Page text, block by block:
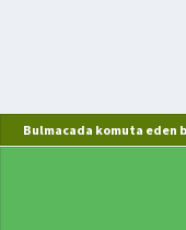
Bulmacada komuta eden